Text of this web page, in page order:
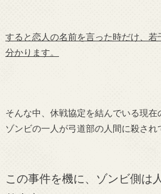
すると恋人の名前を言った時だけ、
分かります。
そんな中、休戦協定を結んでいる現在
ゾンビの一人が弓道部の人間に殺され
この事件を機に、ゾンビ側は